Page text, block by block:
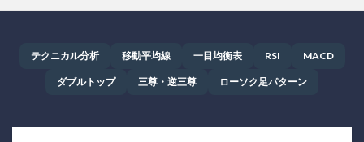
テクニカル分析 移動平均線 一目均衡表 RSI MACD
ダブルトップ 三尊・逆三尊 ローソク足パターン